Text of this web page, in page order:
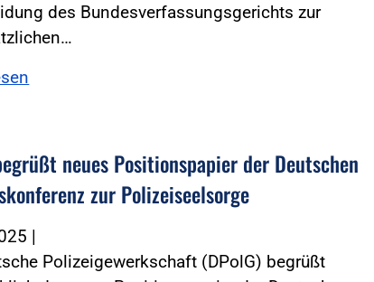
des Bundesverfassungsgerichts zur
neues Positionspapier der Deutschen
zur Polizeiseelsorge
|
Polizeigewerkschaft (DPolG) begrüßt